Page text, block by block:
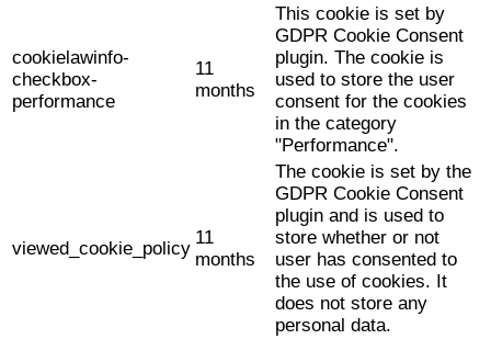
cookielawinfo-
checkbox-
performance
11
months
This cookie is set by
GDPR Cookie Consent
plugin. The cookie is
used to store the user
consent for the cookies
in the category
"Performance".
viewed_cookie_policy
11
months
The cookie is set by the
GDPR Cookie Consent
plugin and is used to
store whether or not
user has consented to
the use of cookies. It
does not store any
personal data.